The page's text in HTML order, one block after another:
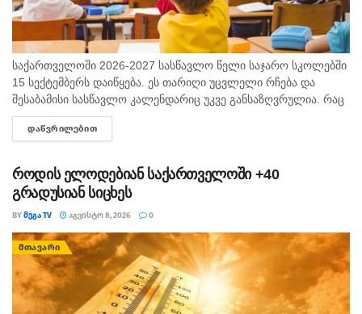
საქართველოში 2026-2027 სასწავლო წელი საჯარო სკოლებში
15 სექტემბერს დაიწყება. ეს თარიღი უცვლელი რჩება და
შესაბამისი სასწავლო კალენდარიც უკვე განსაზღვრულია. რაც
შეეხება საბავშვო ბაღებს, სასწავლო-სააღმზრდელო პროცესი
ასევე 15 სექტემბრიდან განახლდება. თბილისის...
ᲓᲐᲬᲕᲠᲘᲚᲔᲑᲘᲗ
როდის ელოდებიან საქართველოში +40
გრადუსიან სიცხეს
BYᲛᲔᲒᲐ TV ᲐᲒᲕᲘᲡᲢᲝ 8, 2026 0
ᲛᲗᲐᲕᲐᲠᲘ